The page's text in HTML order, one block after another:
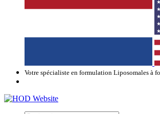
Votre spécialiste en formulation Liposomales à